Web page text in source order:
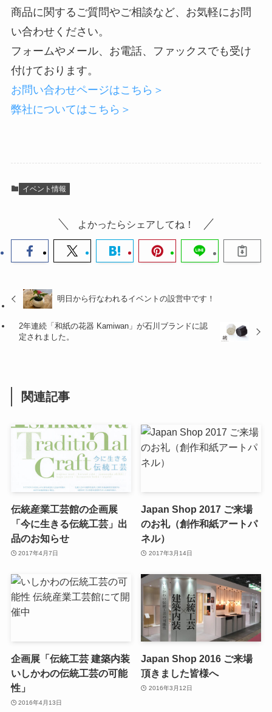
商品に関するご質問やご相談など、お気軽にお問
い合わせください。
フォームやメール、お電話、ファックスでも受け
付けております。
お問い合わせページはこちら＞
弊社についてはこちら＞
イベント情報
よかったらシェアしてね！
明日から行なわれるイベントの設営中です！
2年連続「和紙の花器 Kamiwan」が石川ブランドに認
定されました。
関連記事
伝統産業工芸館の企画展
「今に生きる伝統工芸」出
品のお知らせ
2017年4月7日
Japan Shop 2017 ご来場
のお礼（創作和紙アートパ
ネル）
2017年3月14日
企画展「伝統工芸 建築内装
いしかわの伝統工芸の可能
性」
2016年4月13日
Japan Shop 2016 ご来場
頂きました皆様へ
2016年3月12日